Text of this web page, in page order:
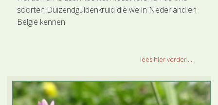
soorten Duizendguldenkruid die we in Nederland en
België kennen.
lees hier verder ...